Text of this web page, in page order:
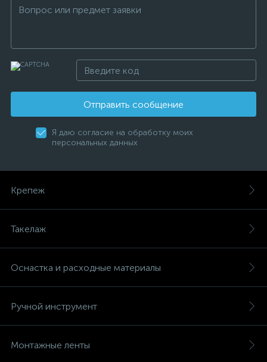
Отправить сообщение
Я даю согласие на обработку моих
персональных данных
Крепеж
Такелаж
Оснастка и расходные материалы
Ручной инструмент
Монтажные ленты